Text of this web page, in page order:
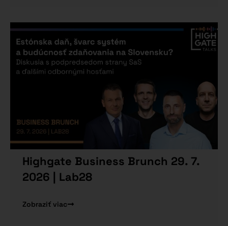
Highgate Business Brunch 29. 7.
2026 | Lab28
Zobraziť viac